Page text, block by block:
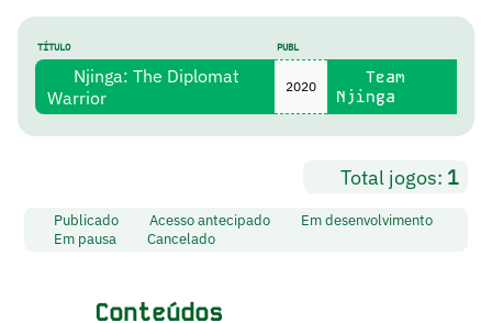
TÍTULO PUBL
Njinga: The Diplomat
Warrior
2020
Team
Njinga
Total jogos: 1
Publicado Acesso antecipado
Em desenvolvimento
Em pausa
Cancelado
Conteúdos